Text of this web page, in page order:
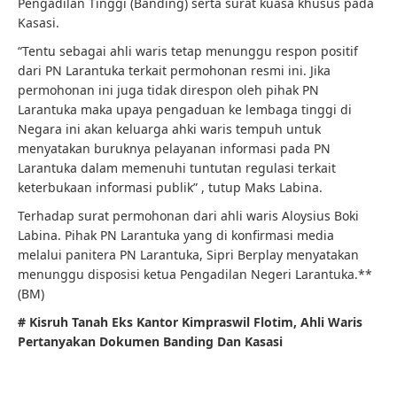
Kasasi.
“Tentu sebagai ahli waris tetap menunggu respon positif
dari PN Larantuka terkait permohonan resmi ini. Jika
permohonan ini juga tidak direspon oleh pihak PN
Larantuka maka upaya pengaduan ke lembaga tinggi di
Negara ini akan keluarga ahki waris tempuh untuk
menyatakan buruknya pelayanan informasi pada PN
Larantuka dalam memenuhi tuntutan regulasi terkait
keterbukaan informasi publik” , tutup Maks Labina.
Terhadap surat permohonan dari ahli waris Aloysius Boki
Labina. Pihak PN Larantuka yang di konfirmasi media
melalui panitera PN Larantuka, Sipri Berplay menyatakan
menunggu disposisi ketua Pengadilan Negeri Larantuka.**
(BM)
# Kisruh Tanah Eks Kantor Kimpraswil Flotim, Ahli Waris
Pertanyakan Dokumen Banding Dan Kasasi